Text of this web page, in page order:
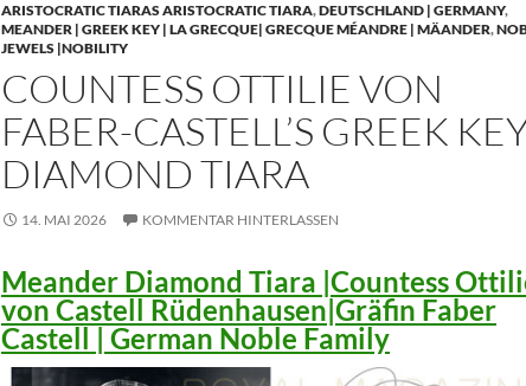
ARISTOCRATIC TIARAS ARISTOCRATIC TIARA,DEUTSCHLAND | GERMANY,
MEANDER | GREEK KEY | LA GRECQUE| GRECQUE MÉANDRE | MÄANDER,
JEWELS |NOBILITY
COUNTESS OTTILIE VON
FABER-CASTELL’S GREEK
DIAMOND TIARA
14. MAI 2026 KOMMENTAR HINTERLASSEN
Meander Diamond Tiara |Countess
von Castell Rüdenhausen|Gräfin Faber
Castell | German Noble Family